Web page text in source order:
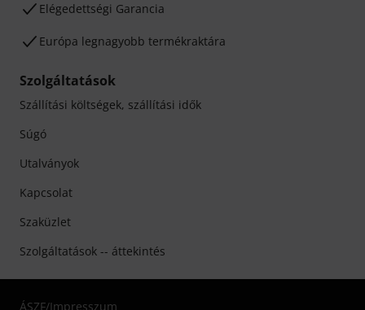
Elégedettségi Garancia
Európa legnagyobb termékraktára
Szolgáltatások
Szállítási költségek, szállítási idők
Súgó
Utalványok
Kapcsolat
Szaküzlet
Szolgáltatások -- áttekintés
ÁSZF/Impresszum